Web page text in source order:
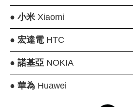
● 小米Xiaomi
● 宏達電HTC
● 諾基亞NOKIA
● 華為Huawei